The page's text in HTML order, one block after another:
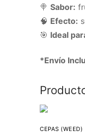
🍭 Sabor:
🧠 Efecto:
🎯 Ideal
*Envío
CEPAS (WEED)